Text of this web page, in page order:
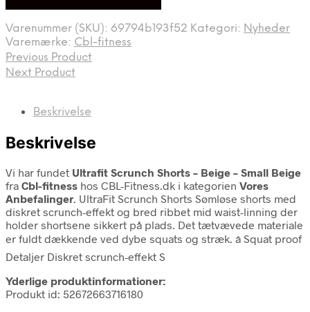
Varenummer (SKU): 69794b193f52 Kategori: Nyheder
Varemærke: Cbl-fitness
Previous Product
Next Product
Beskrivelse
Beskrivelse
Vi har fundet Ultrafit Scrunch Shorts – Beige – Small Beige
fra Cbl-fitness hos CBL-Fitness.dk i kategorien Vores
Anbefalinger. UltraFit Scrunch Shorts Sømløse shorts med
diskret scrunch-effekt og bred ribbet mid waist-linning der
holder shortsene sikkert på plads. Det tætvævede materiale
er fuldt dækkende ved dybe squats og stræk. â Squat proof
Detaljer Diskret scrunch-effekt S
Yderlige produktinformationer:
Produkt id: 52672663716180